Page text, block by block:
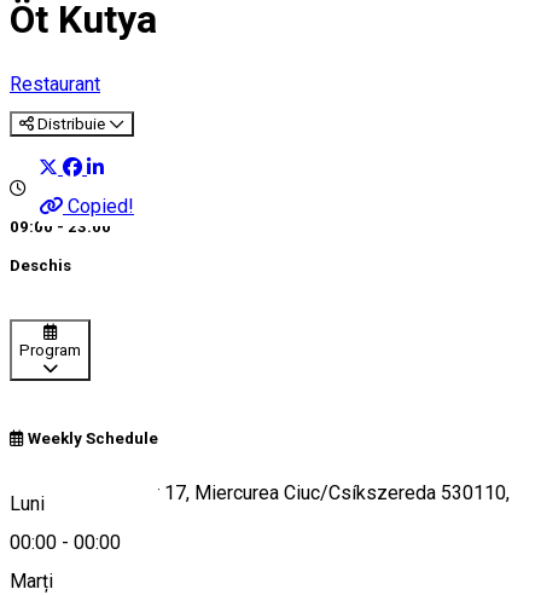
Öt Kutya
Restaurant
Distribuie
Copied!
09:00 - 23:00
Deschis
Program
Weekly Schedule
Luni
00:00 - 00:00
Marți
Strada Zöld Péter 17, Miercurea Ciuc/Csíkszereda 530110,
Romania